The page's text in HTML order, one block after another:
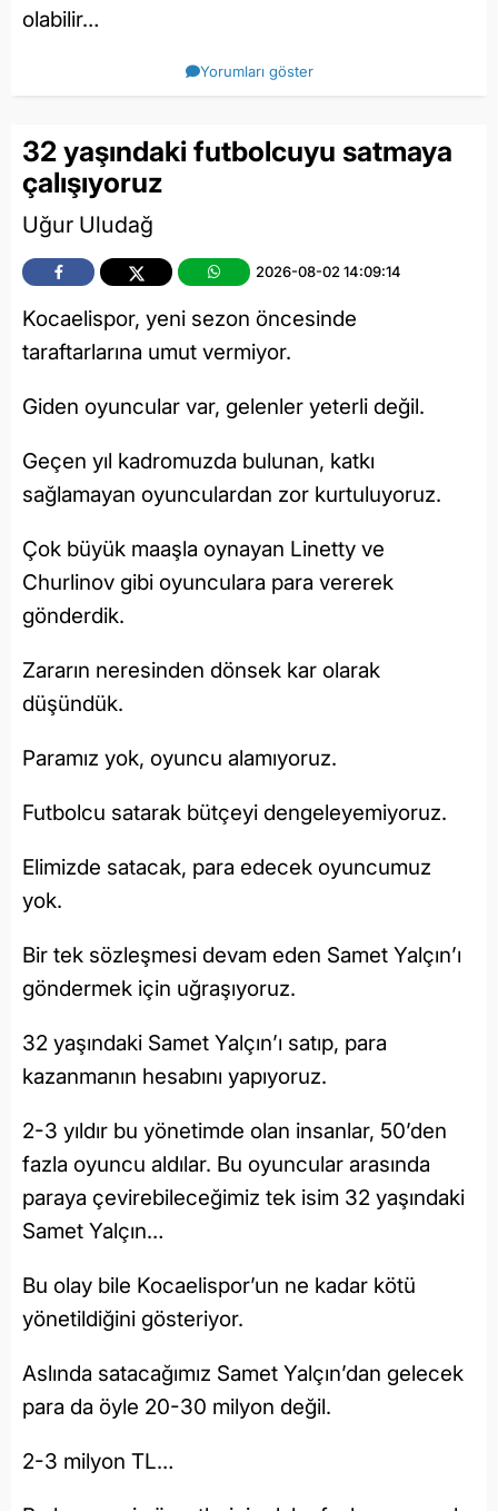
olabilir…
Yorumları göster
32 yaşındaki futbolcuyu satmaya
çalışıyoruz
Uğur Uludağ
2026-08-02 14:09:14
Kocaelispor, yeni sezon öncesinde
taraftarlarına umut vermiyor.
Giden oyuncular var, gelenler yeterli değil.
Geçen yıl kadromuzda bulunan, katkı
sağlamayan oyunculardan zor kurtuluyoruz.
Çok büyük maaşla oynayan Linetty ve
Churlinov gibi oyunculara para vererek
gönderdik.
Zararın neresinden dönsek kar olarak
düşündük.
Paramız yok, oyuncu alamıyoruz.
Futbolcu satarak bütçeyi dengeleyemiyoruz.
Elimizde satacak, para edecek oyuncumuz
yok.
Bir tek sözleşmesi devam eden Samet Yalçın’ı
göndermek için uğraşıyoruz.
32 yaşındaki Samet Yalçın’ı satıp, para
kazanmanın hesabını yapıyoruz.
2-3 yıldır bu yönetimde olan insanlar, 50’den
fazla oyuncu aldılar. Bu oyuncular arasında
paraya çevirebileceğimiz tek isim 32 yaşındaki
Samet Yalçın…
Bu olay bile Kocaelispor’un ne kadar kötü
yönetildiğini gösteriyor.
Aslında satacağımız Samet Yalçın’dan gelecek
para da öyle 20-30 milyon değil.
2-3 milyon TL…